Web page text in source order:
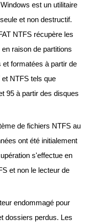
est un utilitaire
et non destructif.
NTFS récupère les
raison de partitions
formatées à partir de
NTFS tels que
95 à partir des disques
de fichiers NTFS au
ont été initialement
s'effectue en
et non le lecteur de
endommagé pour
dossiers perdus. Les